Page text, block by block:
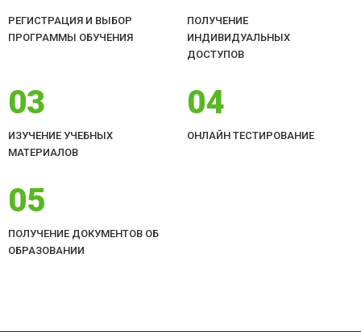
РЕГИСТРАЦИЯ И ВЫБОР
ПРОГРАММЫ ОБУЧЕНИЯ
ПОЛУЧЕНИЕ
ИНДИВИДУАЛЬНЫХ
ДОСТУПОВ
03
ИЗУЧЕНИЕ УЧЕБНЫХ
МАТЕРИАЛОВ
04
ОНЛАЙН ТЕСТИРОВАНИЕ
05
ПОЛУЧЕНИЕ ДОКУМЕНТОВ ОБ
ОБРАЗОВАНИИ